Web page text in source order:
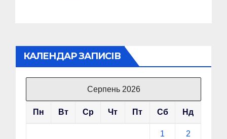
КАЛЕНДАР ЗАПИСІВ
Серпень 2026
Пн Вт Ср Чт Пт Сб Нд
1 2